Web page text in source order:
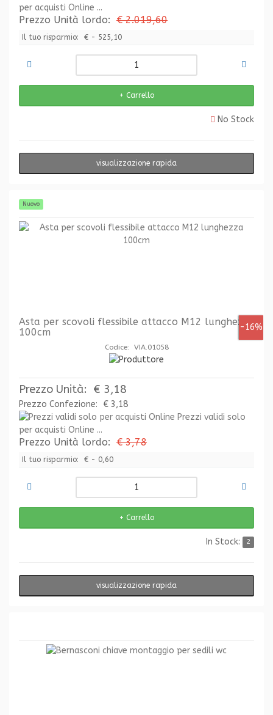
per acquisti Online ...
Prezzo Unità lordo: € 2.019,60
Il tuo risparmio: € - 525,10
No Stock
visualizzazione rapida
Nuovo
-16%
Asta per scovoli flessibile attacco M12 lunghezza
100cm
Codice: VIA.01058
Prezzo Unità: € 3,18
Prezzo Confezione:
€ 3,18
Prezzi validi solo
per acquisti Online ...
Prezzo Unità lordo: € 3,78
Il tuo risparmio: € - 0,60
In Stock: 2
visualizzazione rapida